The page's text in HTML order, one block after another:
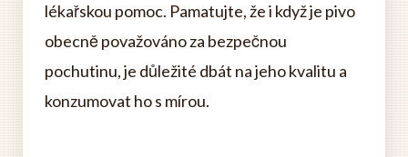
lékařskou pomoc. Pamatujte, že i když je pivo
obecně považováno za bezpečnou
pochutinu, je důležité dbát na jeho kvalitu a
konzumovat ho s mírou.